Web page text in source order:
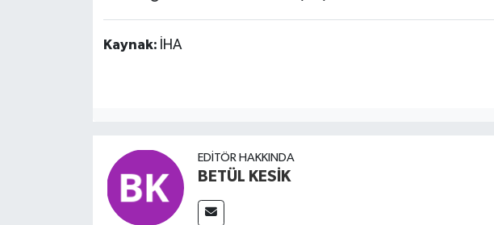
Kaynak: İHA
EDITÖR HAKKINDA
BETÜL KESİK